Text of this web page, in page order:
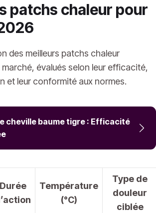
patchs chaleur pour
des meilleurs patchs chaleur
évalués selon leur efficacité,
et leur conformité aux normes.
cheville baume tigre : Efficacité
Durée
Température
(°C)
Type de
douleur
ciblée